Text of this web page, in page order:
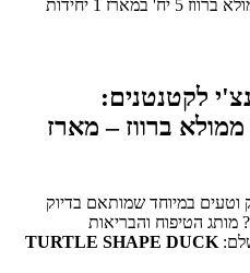
לקטנטנים:
פטפרוג'קט צב דנטלי S ממולא ברווז – מארז
וטעים במיוחד שמותאם בדיוק
הטיפוח והבריאות
TURTLE SHAPE DUCK